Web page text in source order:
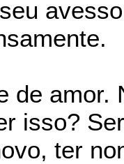
avesso
de amor.
isso?
ter